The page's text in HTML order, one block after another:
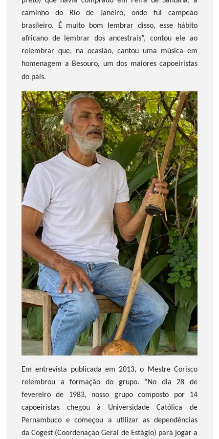
caminho do Rio de Janeiro, onde fui campeão
brasileiro. É muito bom lembrar disso, esse hábito
africano de lembrar dos ancestrais”, contou ele ao
relembrar que, na ocasião, cantou uma música em
homenagem a Besouro, um dos maiores capoeiristas
do país.
Em entrevista publicada em 2013, o Mestre Corisco
relembrou a formação do grupo. “No dia 28 de
fevereiro de 1983, nosso grupo composto por 14
capoeiristas chegou à Universidade Católica de
Pernambuco e começou a utilizar as dependências
da Cogest (Coordenação Geral de Estágio) para jogar a